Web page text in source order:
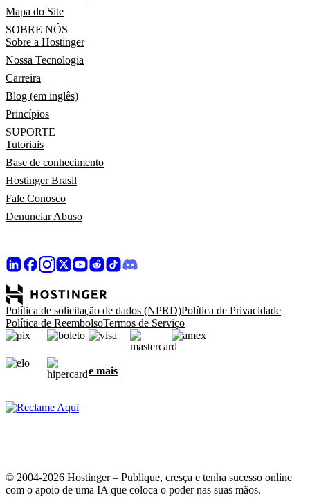
Mapa do Site
SOBRE NÓS
Sobre a Hostinger
Nossa Tecnologia
Carreira
Blog (em inglês)
Princípios
SUPORTE
Tutoriais
Base de conhecimento
Hostinger Brasil
Fale Conosco
Denunciar Abuso
Política de solicitação de dados (NPRD)Política de Privacidade
Política de ReembolsoTermos de Serviço
e mais
© 2004-2026 Hostinger – Publique, cresça e tenha sucesso online
com o apoio de uma IA que coloca o poder nas suas mãos.